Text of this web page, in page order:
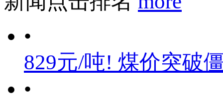
•
829元/吨! 煤价突破
•